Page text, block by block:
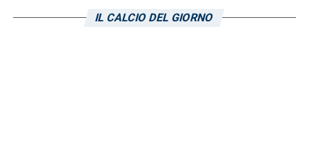
formazione cagliaritana e un banco di prova
IL CALCIO DEL GIORNO